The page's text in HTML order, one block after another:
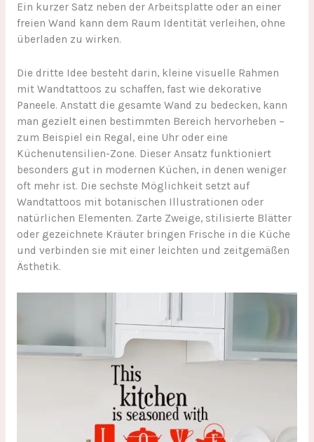
Ein kurzer Satz neben der Arbeitsplatte oder an einer
freien Wand kann dem Raum Identität verleihen, ohne
überladen zu wirken.
Die dritte Idee besteht darin, kleine visuelle Rahmen
mit Wandtattoos zu schaffen, fast wie dekorative
Paneele. Anstatt die gesamte Wand zu bedecken, kann
man gezielt einen bestimmten Bereich hervorheben –
zum Beispiel ein Regal, eine Uhr oder eine
Küchenutensilien-Zone. Dieser Ansatz funktioniert
besonders gut in modernen Küchen, in denen weniger
oft mehr ist. Die sechste Möglichkeit setzt auf
Wandtattoos mit botanischen Illustrationen oder
natürlichen Elementen. Zarte Zweige, stilisierte Blätter
oder gezeichnete Kräuter bringen Frische in die Küche
und verbinden sie mit einer leichten und zeitgemäßen
Ästhetik.